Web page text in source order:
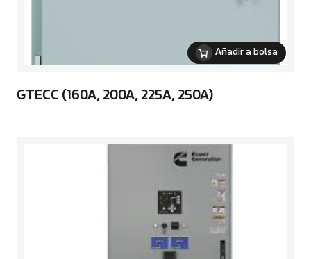
Añadir a bolsa
GTECC (160A, 200A, 225A, 250A)